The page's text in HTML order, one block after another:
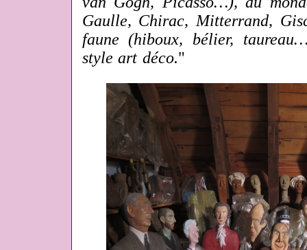
Gaulle, Chirac, Mitterrand,
faune (hiboux, bélier,
style art déco."